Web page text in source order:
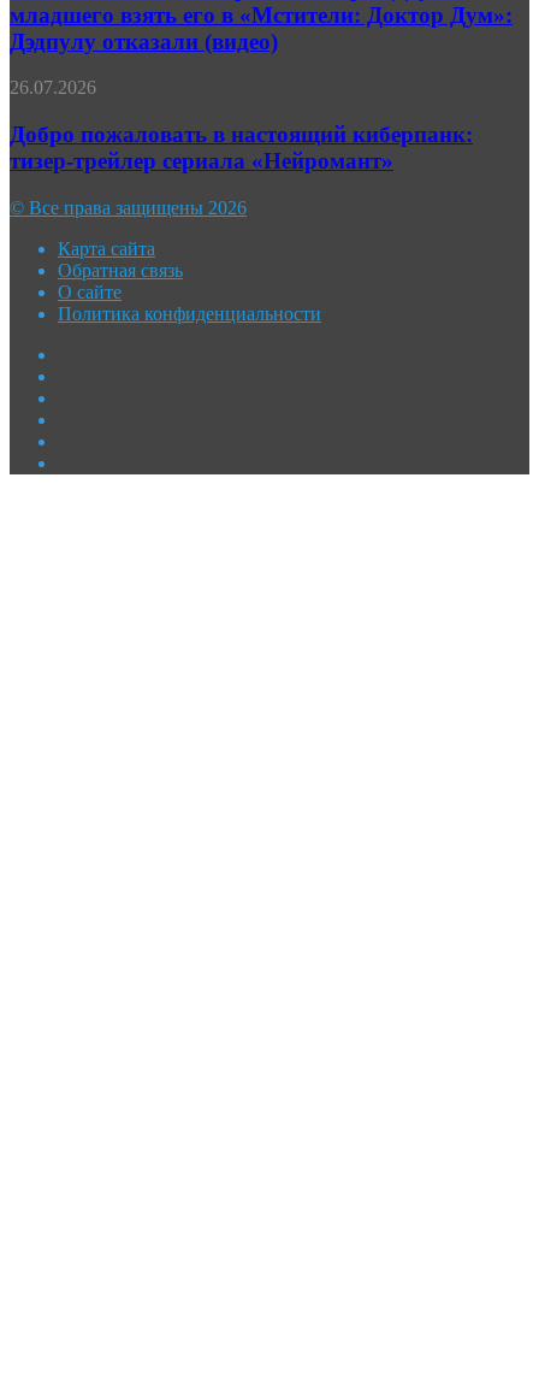
сериала
«Ричер»
Роберта
Дауни-
младшего
его
«Мстители:
Доктор
Дум»:
Дэдпулу
отказали
(видео)
младшего взять его в «Мстители: Доктор Дум»:
Дэдпулу отказали (видео)
Добро
в
настоящий
киберпанк:
трейлер
сериала
«Нейромант»
26.07.2026
Добро пожаловать в настоящий киберпанк:
тизер-трейлер сериала «Нейромант»
© Все права защищены 2026
Карта сайта
Обратная связь
О сайте
Политика конфиденциальности